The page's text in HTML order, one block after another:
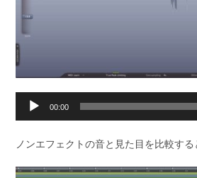
声
ー
00:00
ノンエフェクトの音と見た目を比較する